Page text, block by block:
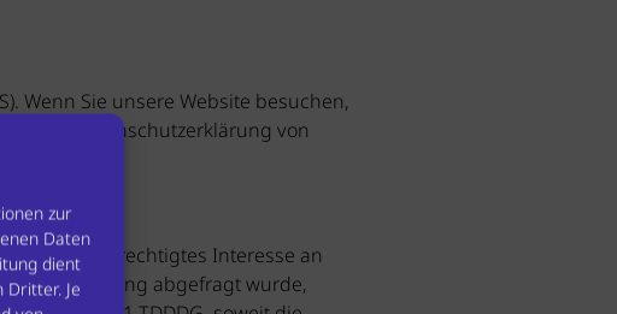
zur
Daten
dient
Je
Wenn Sie unsere Website besuchen,
der Datenschutzerklärung von
ein berechtigtes Interesse an
Einwilligung abgefragt wurde,